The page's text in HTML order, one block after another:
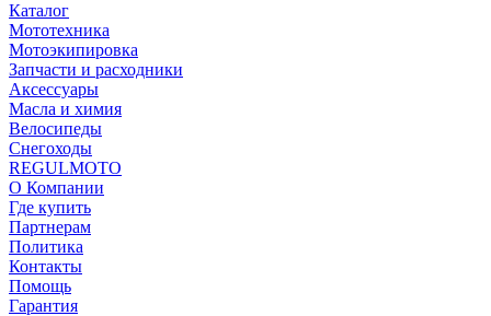
Каталог
Мототехника
Мотоэкипировка
Запчасти и расходники
Аксессуары
Масла и химия
Велосипеды
Снегоходы
REGULMOTO
О Компании
Где купить
Партнерам
Политика
Контакты
Помощь
Гарантия